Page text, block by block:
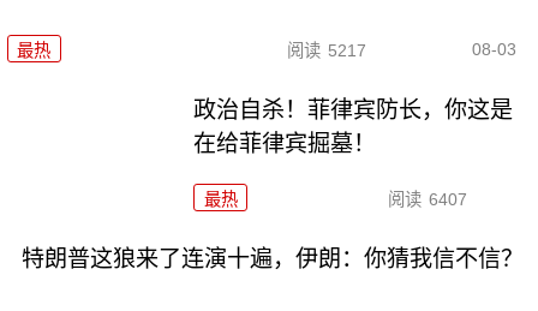
最热 阅读 5217 08-03
政治自杀！菲律宾防长，你这是
在给菲律宾掘墓！
最热 阅读 6407
特朗普这狼来了连演十遍，伊朗：你猜我信不信？